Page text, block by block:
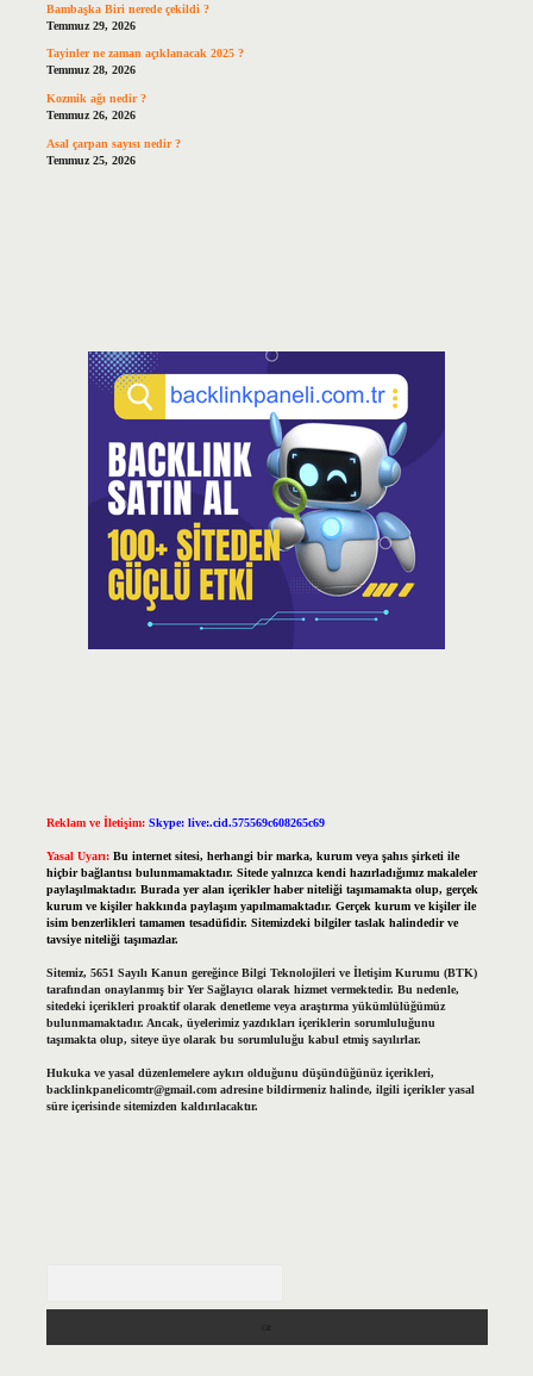
Bambaşka Biri nerede çekildi ?
Temmuz 29, 2026
Tayinler ne zaman açıklanacak 2025 ?
Temmuz 28, 2026
Kozmik ağı nedir ?
Temmuz 26, 2026
Asal çarpan sayısı nedir ?
Temmuz 25, 2026
Reklam ve İletişim: Skype: live:.cid.575569c608265c69
Yasal Uyarı: Bu internet sitesi, herhangi bir marka, kurum veya şahıs şirketi ile
hiçbir bağlantısı bulunmamaktadır. Sitede yalnızca kendi hazırladığımız makaleler
paylaşılmaktadır. Burada yer alan içerikler haber niteliği taşımamakta olup, gerçek
kurum ve kişiler hakkında paylaşım yapılmamaktadır. Gerçek kurum ve kişiler ile
isim benzerlikleri tamamen tesadüfidir. Sitemizdeki bilgiler taslak halindedir ve
tavsiye niteliği taşımazlar.
Sitemiz, 5651 Sayılı Kanun gereğince Bilgi Teknolojileri ve İletişim Kurumu (BTK)
tarafından onaylanmış bir Yer Sağlayıcı olarak hizmet vermektedir. Bu nedenle,
sitedeki içerikleri proaktif olarak denetleme veya araştırma yükümlülüğümüz
bulunmamaktadır. Ancak, üyelerimiz yazdıkları içeriklerin sorumluluğunu
taşımakta olup, siteye üye olarak bu sorumluluğu kabul etmiş sayılırlar.
Hukuka ve yasal düzenlemelere aykırı olduğunu düşündüğünüz içerikleri,
backlinkpanelicomtr@gmail.comadresine bildirmeniz halinde, ilgili içerikler yasal
süre içerisinde sitemizden kaldırılacaktır.